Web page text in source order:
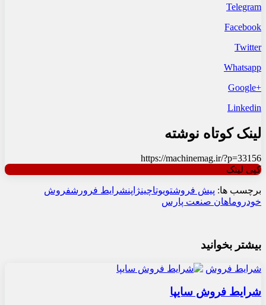
Telegram
Facebook
Twitter
Whatsapp
+Google
Linkedin
لینک کوتاه نوشته
https://machinemag.ir/?p=33156
کپی لینک
برچسب ها: پیش فروشتویوتاچینژاپنشرایط فرورشفروش
خودروماهان صنعت پارس
بیشتر بخوانید
شرایط فروش
شرایط فروش سایپا